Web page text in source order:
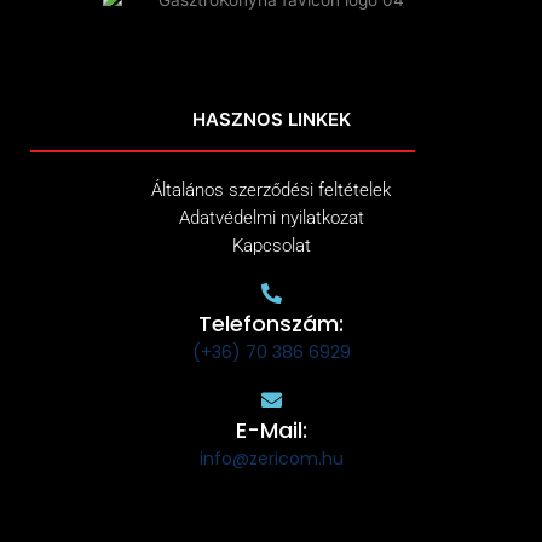
HASZNOS LINKEK
Általános szerződési feltételek
Adatvédelmi nyilatkozat
Kapcsolat
Telefonszám:
(+36) 70 386 6929
E-Mail:
info@zericom.hu